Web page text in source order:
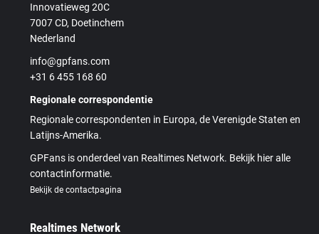
Innovatieweg 20C
7007 CD, Doetinchem
Nederland
info@gpfans.com
+31 6 455 168 60
Regionale correspondentie
Regionale correspondenten in Europa, de Verenigde Staten en
Latijns-Amerika.
GPFans is onderdeel van Realtimes Network. Bekijk hier alle
contactinformatie.
Bekijk de contactpagina
Realtimes Network